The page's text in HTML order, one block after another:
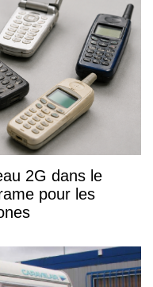
2G dans le
pour les